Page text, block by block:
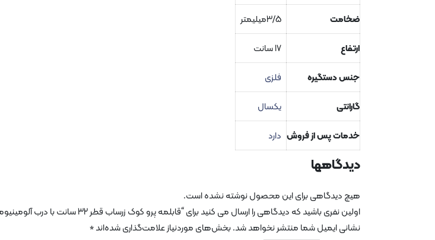
ضخامت
3/5میلیمتر
ارتفاع
17 سانت
جنس دستگیره
فلزی
گارانتی
یکسال
خدمات پس از فروش دارد
دیدگاهها
هیچ دیدگاهی برای این محصول نوشته نشده است.
اولین نفری باشید که دیدگاهی را ارسال می کنید برای “قابلمه پرو کوک زرساب قطر 32 سانت با درب آلومینیومی”
نشانی ایمیل شما منتشر نخواهد شد.بخش‌های موردنیاز علامت‌گذاری شده‌اند*